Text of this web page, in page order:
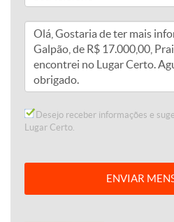
Desejo receber informações e
Lugar Certo.
ENVIAR